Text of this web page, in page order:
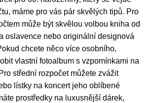
máme pro vás pár skvělých tipů. Pro
může být skvělou volbou kniha od
oslavence nebo originální designová
chcete něco více osobního,
vlastní fotoalbum s vzpomínkami na
střední rozpočet můžete zvážit
lístky na koncert jeho oblíbené
prostředky na luxusnější dárek,